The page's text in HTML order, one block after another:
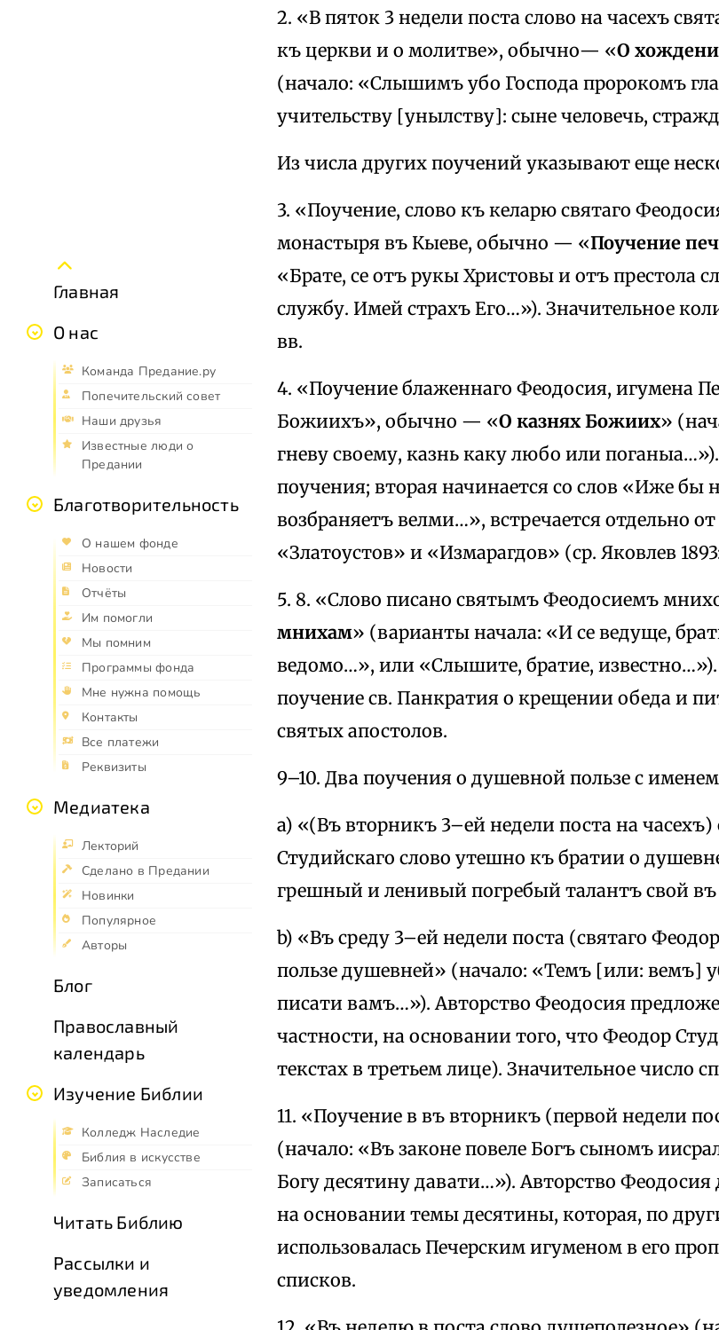
Главная
О нас
Команда Предание.ру
Попечительский совет
Наши друзья
Известные люди о
Предании
Благотворительность
О нашем фонде
Новости
Отчёты
Им помогли
Мы помним
Программы фонда
Мне нужна помощь
Контакты
Все платежи
Реквизиты
Медиатека
Лекторий
Сделано в Предании
Новинки
Популярное
Авторы
Блог
Православный
календарь
Изучение Библии
Колледж Наследие
Библия в искусстве
Записаться
Читать Библию
Рассылки и
уведомления
2. «В пяток 3 недели поста слово на часехъ
къ церкви и о молитве», обычно— «О
(начало: «Слышимъ убо Господа пророкомъ
учительству [унылству]: сыне человечь,
Из числа других поучений указывают еще
3. «Поучение, слово къ келарю святаго
монастыря въ Кыеве, обычно — «Поучение
«Брате, се отъ рукы Христовы и отъ престола
службу. Имей страхъ Его…»). Значительное
вв.
4. «Поучение блаженнаго Феодосия, игумена
Божиихъ», обычно — «О казнях Божиих»
гневу своему, казнь каку любо или
поучения; вторая начинается со слов «Иже бы
возбраняетъ велми…», встречается отдельно
«Златоустов» и «Измарагдов» (ср. Яковлев
5. 8. «Слово писано святымъ Феодосиемъ
мнихам» (варианты начала: «И се ведуще,
ведомо…», или «Слышите, братие, известно…»).
поучение св. Панкратия о крещении обеда и
святых апостолов.
9–10. Два поучения о душевной пользе с
a) «(Въ вторникъ 3–ей недели поста на часехъ)
Студийскаго слово утешно къ братии о
грешный и ленивый погребый талантъ свой
b) «Въ среду 3–ей недели поста (святаго
пользе душевней» (начало: «Темъ [или: вемъ]
писати вамъ…»). Авторство Феодосия
частности, на основании того, что Феодор
текстах в третьем лице). Значительное число
11. «Поучение в въ вторникъ (первой недели
(начало: «Въ законе повеле Богъ сыномъ
Богу десятину давати…»). Авторство
на основании темы десятины, которая, по
использовалась Печерским игуменом в его
списков.